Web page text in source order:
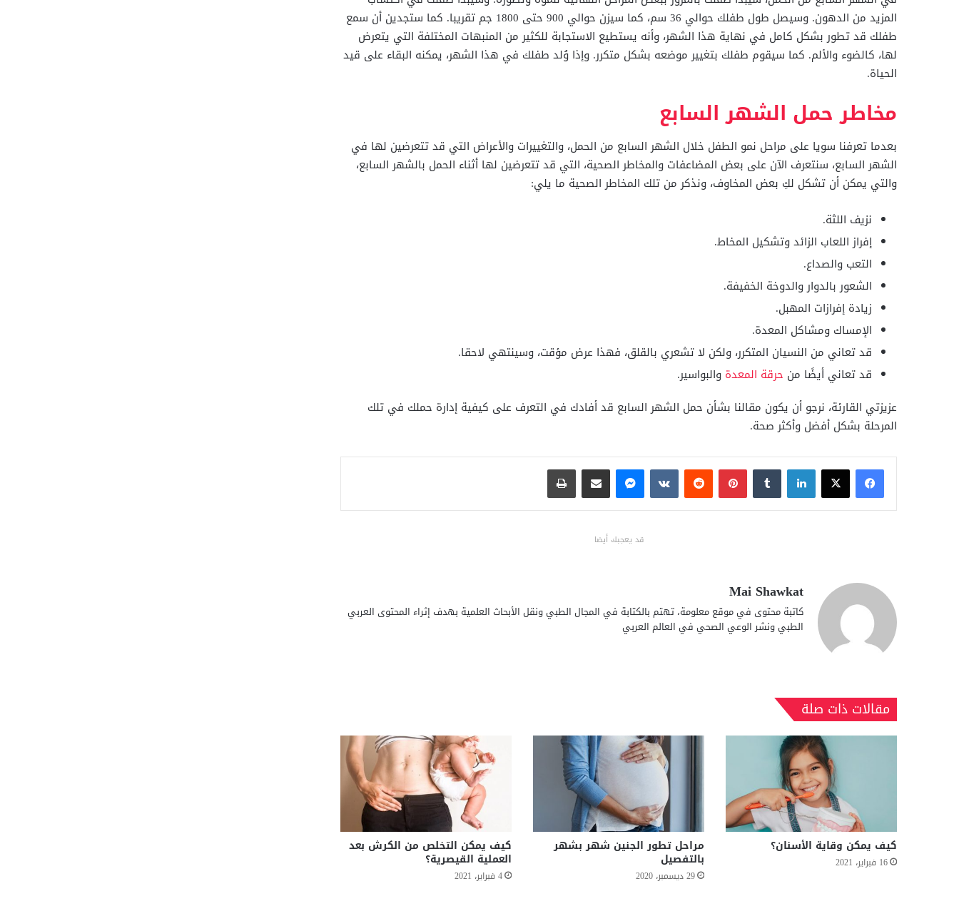
المزيد من الدهون. وسيصل طول طفلك حوالي 36 سم، كما سيزن حوالي 900 حتى 1800 جم تقريبا. كما ستجدين أن سمع
طفلك قد تطور بشكل كامل في نهاية هذا الشهر، وأنه يستطيع الاستجابة للكثير من المنبهات المختلفة التي يتعرض
لها، كالضوء والألم. كما سيقوم طفلك بتغيير موضعه بشكل متكرر. وإذا وُلد طفلك في هذا الشهر، يمكنه البقاء على قيد
الحياة.
مخاطر حمل الشهر السابع
بعدما تعرفنا سويا على مراحل نمو الطفل خلال الشهر السابع من الحمل، والتغييرات والأعراض التي قد تتعرضين لها في
الشهر السابع، سنتعرف الآن على بعض المضاعفات والمخاطر الصحية، التي قد تتعرضين لها أثناء الحمل بالشهر السابع،
والتي يمكن أن تشكل لكِ بعض المخاوف، ونذكر من تلك المخاطر الصحية ما يلي:
نزيف اللثة.
إفراز اللعاب الزائد وتشكيل المخاط.
التعب والصداع.
الشعور بالدوار والدوخة الخفيفة.
زيادة إفرازات المهبل.
الإمساك ومشاكل المعدة.
قد تعاني من النسيان المتكرر، ولكن لا تشعري بالقلق، فهذا عرض مؤقت، وسينتهي لاحقا.
قد تعاني أيضًا من حرقة المعدة والبواسير.
عزيزتي القارئة، نرجو أن يكون مقالنا بشأن حمل الشهر السابع قد أفادك في التعرف على كيفية إدارة حملك في تلك
المرحلة بشكل أفضل وأكثر صحة.
فيسبوكX لينكدإن بينتيريست ماسنجر مشاركة عبر البريد طباعة
قد يعجبك أيضا
Mai Shawkat
كاتبة محتوى في موقع معلومة، تهتم بالكتابة في المجال الطبي ونقل الأبحاث العلمية بهدف إثراء المحتوى العربي
الطبي ونشر الوعي الصحي في العالم العربي
مقالات ذات صلة
كيف يمكن وقاية الأسنان؟
16 فبراير، 2021
مراحل تطور الجنين شهر بشهر
بالتفصيل
29 ديسمبر، 2020
كيف يمكن التخلص من الكرش بعد
العملية القيصرية؟
4 فبراير، 2021